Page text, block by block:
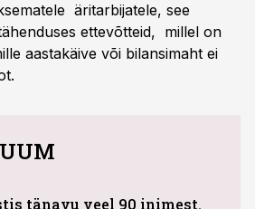
äritarbijatele, see
ettevõtteid, millel on
aastakäive või bilansimaht ei
tänavu veel 90 inimest.